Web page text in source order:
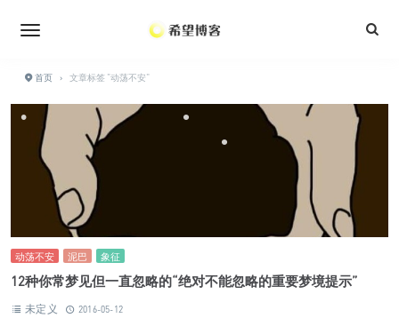
首页 › 文章标签 "动荡不安"
动荡不安 泥巴 象征
12种你常梦见但一直忽略的“绝对不能忽略的重要梦境提示”
未定义 2016-05-12
•